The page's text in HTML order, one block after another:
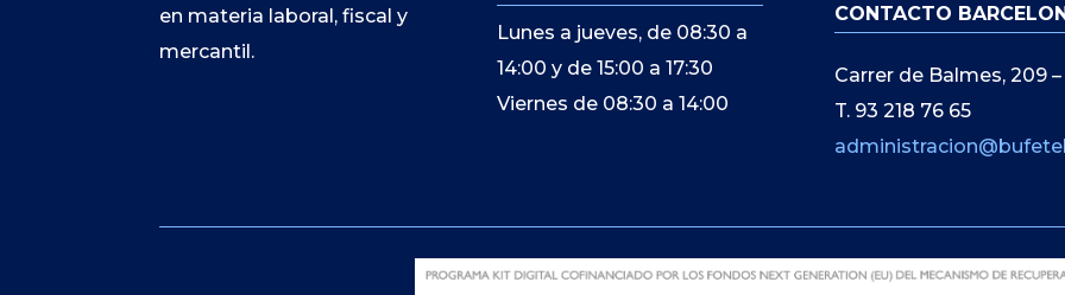
en materia laboral, fiscal y
mercantil.
Lunes a jueves, de 08:30 a
14:00 y de 15:00 a 17:30
Viernes de 08:30 a 14:00
CONTACTO
Carrer de Balmes, 209
T. 93 218 76 65